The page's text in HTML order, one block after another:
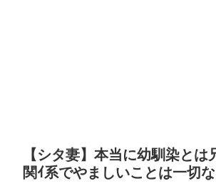
【シタ妻】本当に幼馴染とは
関ｲ系でやましいことは一切な